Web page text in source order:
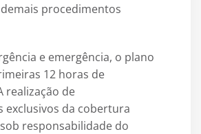
procedimentos
e emergência, o plano
12 horas de
realização de
exclusivos da cobertura
responsabilidade do